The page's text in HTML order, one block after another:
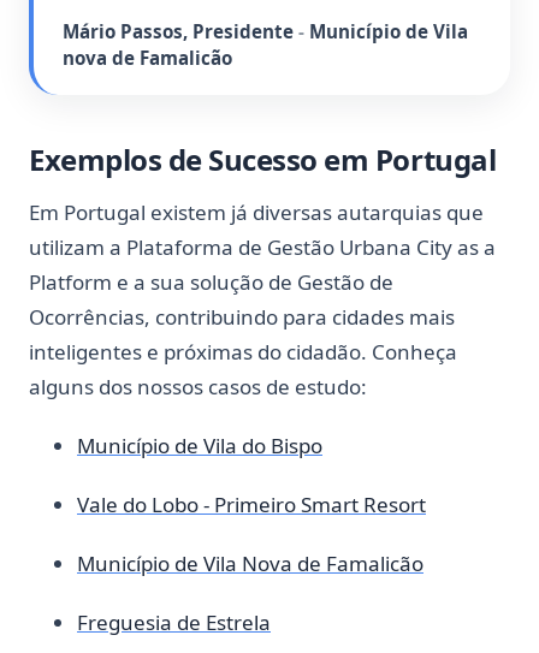
Mário Passos, Presidente - Município de Vila
nova de Famalicão
Exemplos de Sucesso em Portugal
Em Portugal existem já diversas autarquias que
utilizam a Plataforma de Gestão Urbana City as a
Platform e a sua solução de Gestão de
Ocorrências, contribuindo para cidades mais
inteligentes e próximas do cidadão. Conheça
alguns dos nossos casos de estudo:
Município de Vila do Bispo
Vale do Lobo - Primeiro Smart Resort
Município de Vila Nova de Famalicão
Freguesia de Estrela